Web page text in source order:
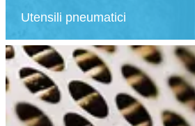
Utensili pneumatici